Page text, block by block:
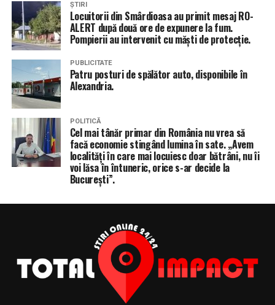
ȘTIRI
Locuitorii din Smârdioasa au primit mesaj RO-
ALERT după două ore de expunere la fum.
Pompierii au intervenit cu măști de protecție.
PUBLICITATE
Patru posturi de spălător auto, disponibile în
Alexandria.
POLITICĂ
Cel mai tânăr primar din România nu vrea să
facă economie stingând lumina în sate. „Avem
localități în care mai locuiesc doar bătrâni, nu îi
voi lăsa în întuneric, orice s-ar decide la
București”.